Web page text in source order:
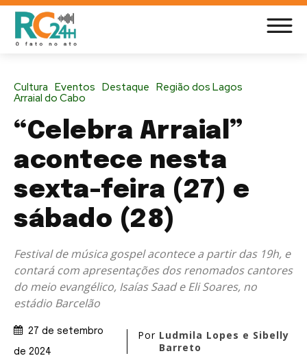
Cultura Eventos Destaque Região dos Lagos
Arraial do Cabo
“Celebra Arraial”
acontece nesta
sexta-feira (27) e
sábado (28)
Festival de música gospel acontece a partir das 19h, e
contará com apresentações dos renomados cantores
do meio evangélico, Isaías Saad e Eli Soares, no
estádio Barcelão
27 de setembro
de 2024
Por Ludmila Lopes e Sibelly
Barreto